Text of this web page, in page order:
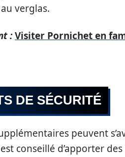
verglas.
:Visiter Pornichet en
DE SÉCURITÉ
peuvent
conseillé d’apporter